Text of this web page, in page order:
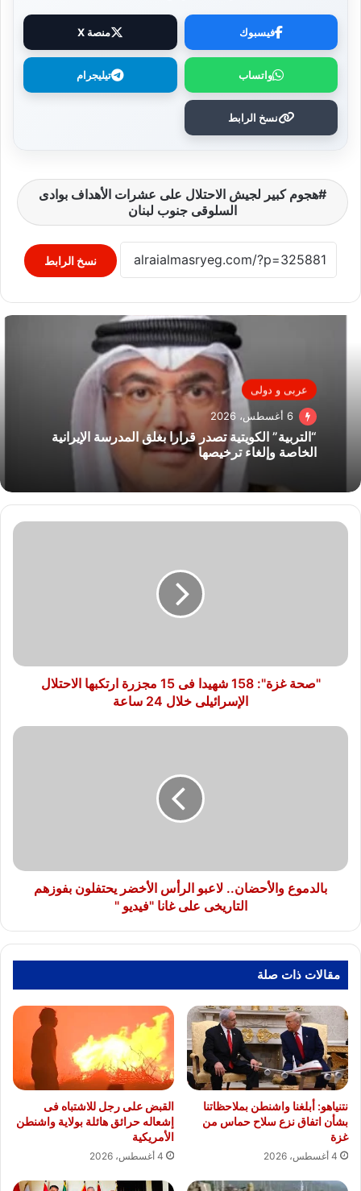
فيسبوك منصة X
واتساب تيليجرام
نسخ الرابط
هجوم كبير لجيش الاحتلال على عشرات الأهداف بوادى
السلوقى جنوب لبنان
نسخ الرابط
عربى و دولى
6 أغسطس، 2026
“التربية” الكويتية تصدر قرارا بغلق المدرسة الإيرانية
الخاصة وإلغاء ترخيصها
"صحة
الاحتلال
الإسرائيلى
ساعة
"صحة غزة": 158 شهيدا فى 15 مجزرة ارتكبها الاحتلال
الإسرائيلى خلال 24 ساعة
بالدموع
على
بالدموع والأحضان.. لاعبو الرأس الأخضر يحتفلون بفوزهم
التاريخى على غانا "فيديو "
مقالات ذات صلة
نتنياهو: أبلغنا واشنطن بملاحظاتنا
بشأن اتفاق نزع سلاح حماس من
غزة
4 أغسطس، 2026
القبض على رجل للاشتباه فى
إشعاله حرائق هائلة بولاية واشنطن
الأمريكية
4 أغسطس، 2026